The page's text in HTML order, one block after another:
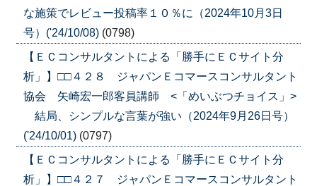
な施策でレビュー投稿率１０％に（2024年10月3日
号）('24/10/08) (0798)
【ＥＣコンサルタントによる「勝手にＥＣサイト分
析」】□□４２８ ジャパンＥコマースコンサルタント
協会 矢崎宏一郎客員講師 <「めいぶつチョイス」>
結局、シンプルな言葉が強い（2024年9月26日号）
('24/10/01) (0797)
【ＥＣコンサルタントによる「勝手にＥＣサイト分
析」】□□４２７ ジャパンＥコマースコンサルタント